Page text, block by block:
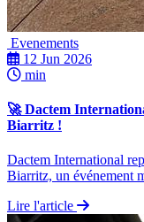
Evenements
12 Jun 2026
min
🚀 Dactem
Biarritz !
Dactem International
Biarritz, un événement
Lire l'article